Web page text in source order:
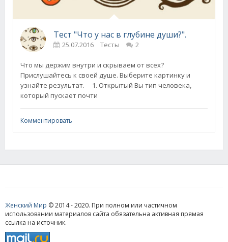
Тест "Что у нас в глубине души?".
25.07.2016 Тесты 2
Что мы держим внутри и скрываем от всех?
Прислушайтесь к своей душе. Выберите картинку и
узнайте результат. 1. Открытый Вы тип человека,
который пускает почти
Комментировать
Женский Мир © 2014 - 2020. При полном или частичном
использовании материалов сайта обязательна активная прямая
ссылка на источник.